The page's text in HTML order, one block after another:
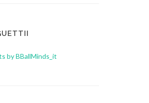
by BBallMinds_it